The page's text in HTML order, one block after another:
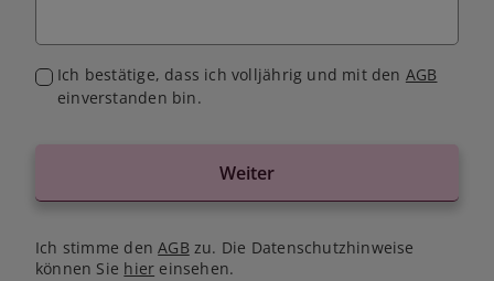
Ich bestätige, dass ich volljährig und mit den AGB
einverstanden bin.
Weiter
Ich stimme denAGB zu. Die Datenschutzhinweise
können Sie hier einsehen.